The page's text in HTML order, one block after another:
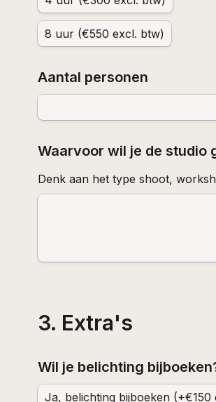
8 uur (€550 excl. btw)
Aantal personen
Waarvoor wil je de studio
Denk aan het type shoot,
3. Extra's
Wil je belichting
Ja, belichting bijboeken (+€150